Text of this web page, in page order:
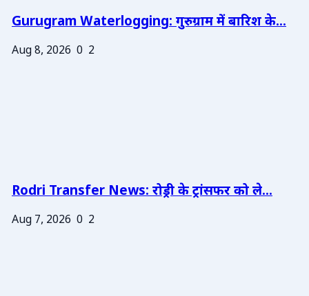
Gurugram Waterlogging: गुरुग्राम में बारिश के...
Aug 8, 2026 0 2
Rodri Transfer News: रोड्री के ट्रांसफर को ले...
Aug 7, 2026 0 2